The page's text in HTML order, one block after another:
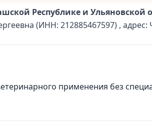
Республике и Ульяновской
(ИНН: 212885467597) , адрес:
применения без